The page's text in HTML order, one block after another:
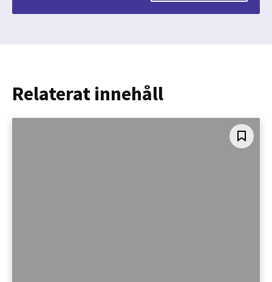
Relaterat innehåll